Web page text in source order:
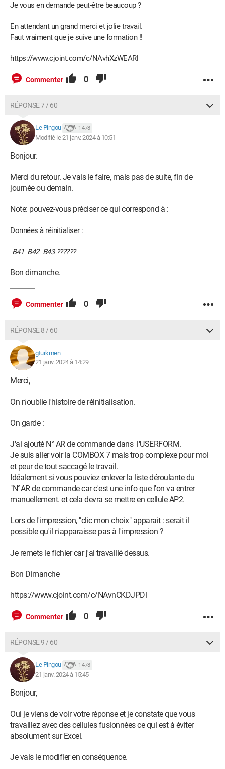
Je vous en demande peut-êtrebeaucoup ?
En attendant un grand merci et jolie travail.
Faut vraiment que je suive une formation !!
https://www.cjoint.com/c/NAvhXzWEARl
Commenter 0
RÉPONSE 7 / 60
Le Pingou 1 478
Modifié le 21 janv. 2024 à 10:51
Bonjour.
Merci du retour. Je vais le faire, mais pas de suite, fin de
journée ou demain.
Note: pouvez-vous préciser ce qui correspond à :
Données à réinitialiser :
B41 B42 B43 ??????
Bon dimanche.
Commenter 0
RÉPONSE 8 / 60
gturkmen
21 janv. 2024 à 14:29
Merci,
On n'oublie l'histoire de réinitialisation.
On garde :
J'ai ajouté N° AR de commande dans l'USERFORM.
Je suis aller voir la COMBOX 7 mais trop complexe pour moi
et peur de tout saccagé le travail.
Idéalement si vous pouviez enlever la liste déroulante du
"N°AR de commande car c'est une info que l'on va entrer
manuellement. et cela devra se mettre en cellule AP2.
Lors de l'impression, "clic mon choix" apparait : serait il
possible qu'il n'apparaisse pas à l'impression ?
Je remets le fichier car j'ai travaillé dessus.
Bon Dimanche
https://www.cjoint.com/c/NAvnCKDJPDl
Commenter 0
RÉPONSE 9 / 60
Le Pingou 1 478
21 janv. 2024 à 15:45
Bonjour,
Oui je viens de voir votre réponse et je constate que vous
travaillez avec des cellules fusionnées ce qui est à éviter
absolument sur Excel.
Je vais le modifier en conséquence.